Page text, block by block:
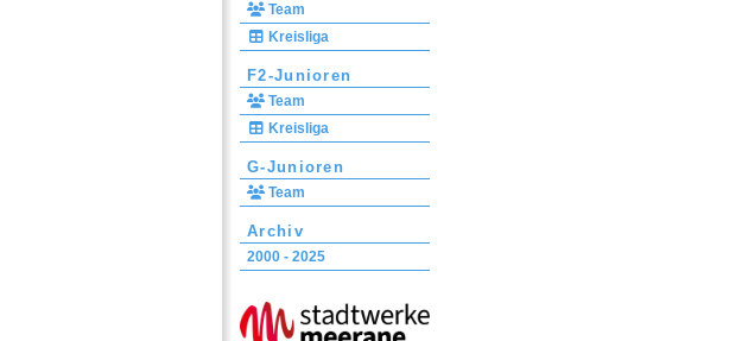
Team
Kreisliga
F2-Junioren
Team
Kreisliga
G-Junioren
Team
Archiv
2000 - 2025